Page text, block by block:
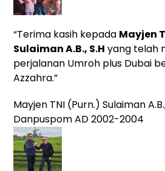
“Terima kasih kepada Mayjen
Sulaiman A.B., S.H yang telah
perjalanan Umroh plus Dubai
Azzahra.”
Mayjen TNI (Purn.) Sulaiman
Danpuspom AD 2002-2004